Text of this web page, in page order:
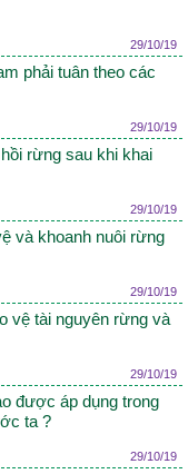
29/10/19
phải tuân theo các
29/10/19
rừng sau khi khai
29/10/19
và khoanh nuôi rừng
29/10/19
vệ tài nguyên rừng và
29/10/19
được áp dụng trong
ta ?
29/10/19